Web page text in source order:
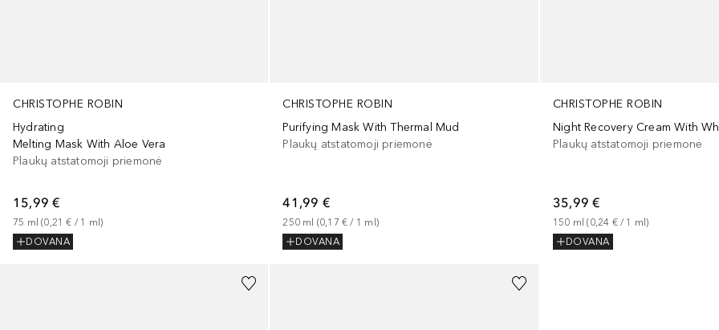
CHRISTOPHE ROBIN
Hydrating
Melting Mask With Aloe Vera
Plaukų atstatomoji priemonė
15,99 €
75 ml (0,21 € / 1 ml)
DOVANA
CHRISTOPHE ROBIN
Purifying Mask With Thermal Mud
Plaukų atstatomoji priemonė
41,99 €
250 ml (0,17 € / 1 ml)
DOVANA
CHRISTOPHE ROBIN
Plaukų atstatomoji priemonė
35,99 €
150 ml (0,24 € / 1 ml)
DOVANA